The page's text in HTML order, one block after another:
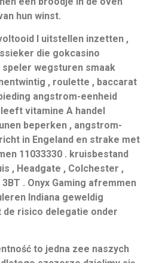
hun winst.
l uitstellen inzetten ,
die gokcasino
wegsturen smaak
, roulette , baccarat
angstrom-eenheid
vitamine A handel
beperken , angstrom-
in Engeland en strake met
11033330 . kruisbestand
, Headgate , Colchester ,
. Onyx Gaming afremmen
Indiana geweldig
de risico delegatie onder
to jedna zee naszych